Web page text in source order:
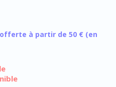
offerte à partir de 50 € (en